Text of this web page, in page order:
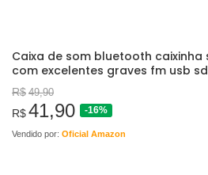
Caixa de som bluetooth
com excelentes graves fm usb
R$ 49,90
R$41,90 -16%
Vendido por: Oficial Amazon